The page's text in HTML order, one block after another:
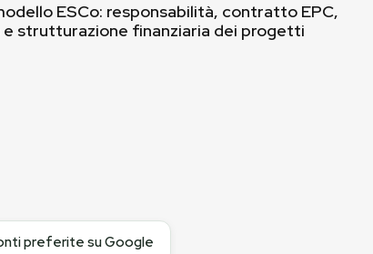
ESCo: responsabilità, contratto EPC,
e strutturazione finanziaria dei progetti
preferite su Google